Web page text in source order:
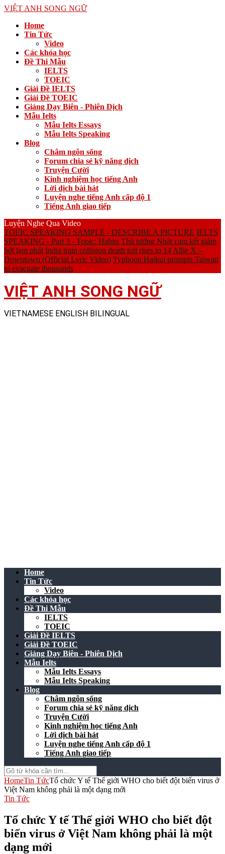
VIỆT ANH SONG NGỮ
Home
Tin Tức
Video
Các khóa học
Đề Thi Mẫu
IELTS
TOEIC
Giải Đề IELTS
Giải Đề TOEIC
Giảng Dạy Biên - Phiên Dịch
Mẫu Ielts
Mẫu Ielts Essays
Mẫu Ielts Speaking
Blog
Châm ngôn sống
Forum chia sẻ kỹ năng dịch
Truyện Cười
Kinh nghiệm học tiếng Anh
Lời dịch bài hát
Luyện nghe tiếng Anh cấp độ 1
Tiếng Anh giao tiếp
Luyện Nghe Qua Video
TOEIC SPEAKING SAMPLE - DESCRIBE A PICTURE IELTS
SPEAKING - Part 3 - Topic: Habits Thủ tướng Nhật cam kết giảm
bớt lạm phát India train collision death toll rises to 14 Allie X –
Downtown (Official Lyric Video) Typhoon Haikui prompts Taiwan
to evacuate thousands
VIỆT ANH SONG NGỮ
VIETNAMESE ENGLISH BILINGUAL
Home
Tin Tức
Video
Các khóa học
Đề Thi Mẫu
IELTS
TOEIC
Giải Đề IELTS
Giải Đề TOEIC
Giảng Dạy Biên - Phiên Dịch
Mẫu Ielts
Mẫu Ielts Essays
Mẫu Ielts Speaking
Blog
Châm ngôn sống
Forum chia sẻ kỹ năng dịch
Truyện Cười
Kinh nghiệm học tiếng Anh
Lời dịch bài hát
Luyện nghe tiếng Anh cấp độ 1
Tiếng Anh giao tiếp
HomeTin TứcTổ chức Y tế Thế giới WHO cho biết đột biến virus ở
Việt Nam không phải là một dạng mới
Tin Tức
Tổ chức Y tế Thế giới WHO cho biết đột
biến virus ở Việt Nam không phải là một
dạng mới